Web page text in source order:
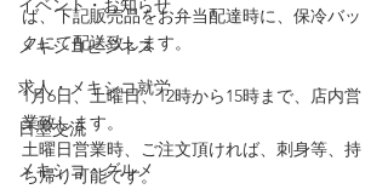
イベント・お知らせ
メキシコビジネス
求人・メキシコ就労
日墨交流
メキシコ・グルメ
ば、下記販売品をお弁当配達時に、保冷バッ
クにて配送致します。
1月6日、土曜日、12時から15時まで、店内営
業致します。
土曜日営業時、ご注文頂ければ、刺身等、持
ち帰り可能です。